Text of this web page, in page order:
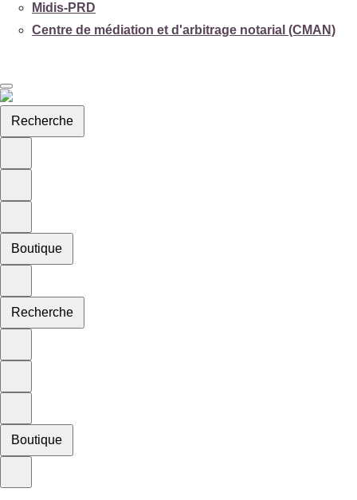
Midis-PRD
Centre de médiation et d'arbitrage notarial (CMAN)
Recherche
Boutique
Recherche
Boutique